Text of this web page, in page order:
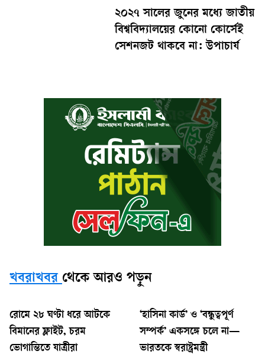
২০২৭ সালের জুনের মধ্যে জাতীয়
বিশ্ববিদ্যালয়ের কোনো কোর্সেই
সেশনজট থাকবে না: উপাচার্য
খবরাখবর থেকে আরও পড়ুন
রোমে ২৮ ঘণ্টা ধরে আটকে
বিমানের ফ্লাইট, চরম
ভোগান্তিতে যাত্রীরা
‘হাসিনা কার্ড’ ও ‘বন্ধুত্বপূর্ণ
সম্পর্ক’ একসঙ্গে চলে না—
ভারতকে স্বরাষ্ট্রমন্ত্রী